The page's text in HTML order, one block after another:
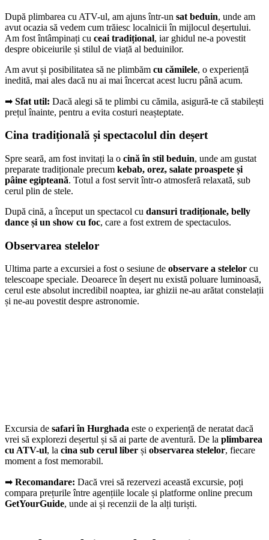
După plimbarea cu ATV-ul, am ajuns într-un sat beduin, unde am
avut ocazia să vedem cum trăiesc localnicii în mijlocul deșertului.
Am fost întâmpinați cu ceai tradițional, iar ghidul ne-a povestit
despre obiceiurile și stilul de viață al beduinilor.
Am avut și posibilitatea să ne plimbăm cu cămilele, o experiență
inedită, mai ales dacă nu ai mai încercat acest lucru până acum.
➡ Sfat util: Dacă alegi să te plimbi cu cămila, asigură-te că stabilești
prețul înainte, pentru a evita costuri neașteptate.
Cina tradițională și spectacolul din deșert
Spre seară, am fost invitați la o cină în stil beduin, unde am gustat
preparate tradiționale precum kebab, orez, salate proaspete și
pâine egipteană. Totul a fost servit într-o atmosferă relaxată, sub
cerul plin de stele.
După cină, a început un spectacol cu dansuri tradiționale, belly
dance și un show cu foc, care a fost extrem de spectaculos.
Observarea stelelor
Ultima parte a excursiei a fost o sesiune de observare a stelelor cu
telescoape speciale. Deoarece în deșert nu există poluare luminoasă,
cerul este absolut incredibil noaptea, iar ghizii ne-au arătat constelații
și ne-au povestit despre astronomie.
Excursia de safari în Hurghada este o experiență de neratat dacă
vrei să explorezi deșertul și să ai parte de aventură. De la plimbarea
cu ATV-ul, la cina sub cerul liber și observarea stelelor, fiecare
moment a fost memorabil.
➡ Recomandare: Dacă vrei să rezervezi această excursie, poți
compara prețurile între agențiile locale și platforme online precum
GetYourGuide, unde ai și recenzii de la alți turiști.